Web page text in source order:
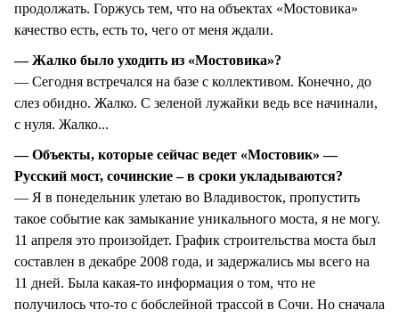
продолжать. Горжусь тем, что на объектах «Мостовика»
качество есть, есть то, чего от меня ждали.
— Жалко было уходить из «Мостовика»?
— Сегодня встречался на базе с коллективом. Конечно, до
слез обидно. Жалко. С зеленой лужайки ведь все начинали,
с нуля. Жалко...
— Объекты, которые сейчас ведет «Мостовик» —
Русский мост, сочинские – в сроки укладываются?
— Я в понедельник улетаю во Владивосток, пропустить
такое событие как замыкание уникального моста, я не могу.
11 апреля это произойдет. График строительства моста был
составлен в декабре 2008 года, и задержались мы всего на
11 дней. Была какая-то информация о том, что не
получилось что-то с бобслейной трассой в Сочи. Но сначала